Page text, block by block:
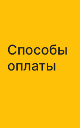
Способы
оплаты